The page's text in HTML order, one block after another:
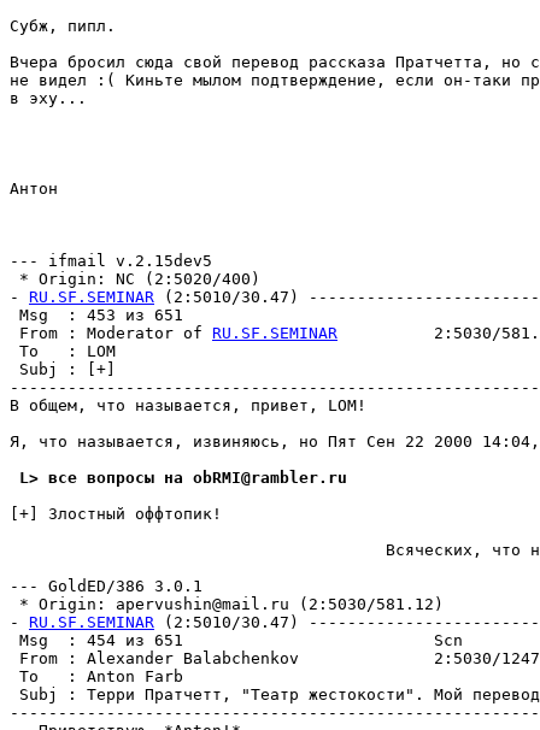
Субж, пипл.
Вчера бросил сюда свой перевод рассказа Пратчетта, но
не видел :( Киньте мылом подтверждение, если он-таки
в эху...
Антон
--- ifmail v.2.15dev5
* Origin: NC (2:5020/400)
- RU.SF.SEMINAR (2:5010/30.47)
Msg  : 453
From : Moderator of RU.SF.SEMINAR
2:5030/
To   : LOM
Subj :
В общем, что называется, привет, LOM!
Я, что называется, извиняюсь, но Пят Сен 22 2000
L> все вопросы на obRMI@rambler.ru
[+] Злостный оффтопик!
Всяческих, что
--- GoldED/386 3.0.1
* Origin: apervushin@mail.ru (2:5030/581.12)
- RU.SF.SEMINAR (2:5010/30.47)
Msg  : 454 из 651
From : Alexander Balabchenkov              2:5030/
To   : Anton Farb
Subj : Терри Пратчетт, "Театр